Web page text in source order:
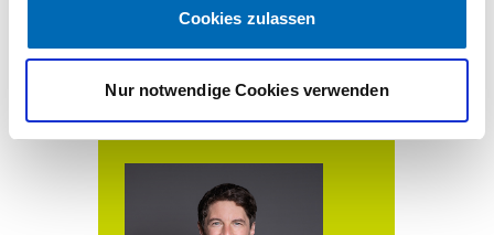
Cookies zulassen
Nur notwendige Cookies verwenden
ZUM PROFIL